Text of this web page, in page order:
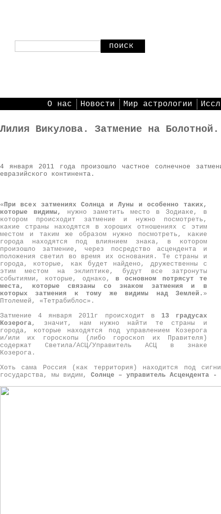
поиск
О нас Новости Мир астрологии
Лилия Викулова. Затмение на Болотной.
4 января 2011 года произошло частное солнечное
евразийского континента.
«При всех затмениях Солнца и Луны и особенно таких,
которые видимы,
нужно заметить место в Зодиаке, в
котором происходит затмение и нужно посмотреть,
какие страны находятся в хороших отношениях с этим
местом и таким же образом нужно посмотреть, какие
города находятся под влиянием знака, в котором
произошло затмение, через посредство асцендента и
положения светил во время их основания. Те страны и
города, которые, как будет найдено, дружественны с
этим местом на эклиптике, будут все затронуты
событиями, которые, однако, в основном потрясут те
места, которые связаны со знаком затмения и в
которых затмения к тому же видимы над Землей. »
Птолемей, «Тетрабиблос».
Затмение 4 января 2011г происходит в 13 градусах
Козерога, значит, нам нужно найти те страны и
города, которые находятся под управлением Козерога
и/или их гороскопы (либо гороскоп их Правителя)
содержат Светила/АСЦ/Управитель АСЦ в знаке
Козерога.
Хоть сама Россия (как территория) находится под
государства, мы видим, Солнце – управитель Асцендента